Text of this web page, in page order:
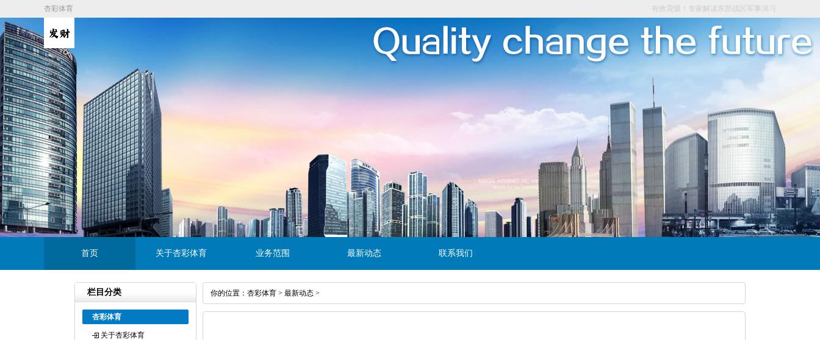
杏彩体育 有效震慑！专家解读东部战区军事演习
首页 关于杏彩体育 业务范围 最新动态 联系我们
栏目分类
杏彩体育
关于杏彩体育
你的位置： 杏彩体育 > 最新动态 >